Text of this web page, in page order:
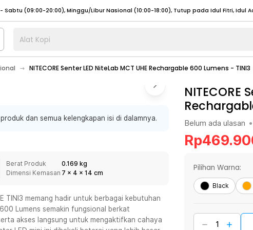
- Jumat (07:00 - 20:00), Sabtu - Minggu (08:00 - 20:00), Tutup pada Idul Fitri
(08:00 - 20:00), Sabtu - Minggu/ Libur Nasional (08:00 - 17:00) Selengkapnya
(08:00 - 20:00), Sabtu - Minggu/ Libur Nasional (08:00 - 17:00) Selengkapnya
- Sabtu (09:00-20:00), Minggu/Libur Nasional (12:00-20:00), Tutup pada Idul Fitri
Sabtu (09:00-20:00), Minggu/Libur Nasional (12:00-20:00), Tutup pada Idul Fitri
- Jumat (07:00 - 20:00), Sabtu - Minggu (08:00 - 20:00), Tutup pada Idul Fitri
(08:00 - 20:00), Sabtu - Minggu/ Libur Nasional (08:00 - 17:00)
Selengkapnya
(08:00 - 20:00), Sabtu - Minggu/ Libur Nasional (08:00 - 17:00)
Alat Kopi
NITECORE Senter LED NiteLab MCT UHE Rechargable 600 Lumens - TINI3
dan semua kelengkapan isi di dalamnya.
Berat Produk
0.169 kg
Dimensi Kemasan 7 x 4 x 14 cm
TINI3 memang hadir untuk berbagai kebutuhan
Lumens semakin fungsional berkat
akses langsung untuk mengaktifkan cahaya
NITECORE
Belum ada ulasan •
Rp
Pilihan Warna:
Black